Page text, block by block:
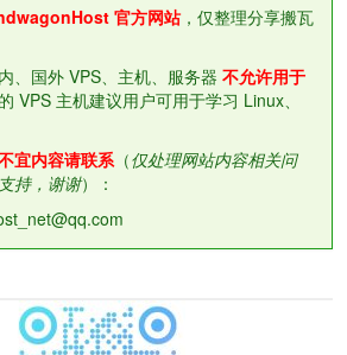
官方网站，仅整理分享搬瓦
、国外 VPS、主机、服务器 不允许用于
VPS 主机建议用户可用于学习 Linux、
宜内容请联系（仅处理网站内容相关问
持，谢谢）：